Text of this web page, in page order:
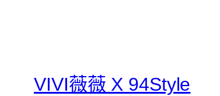
VIVI薇薇 X 94Style